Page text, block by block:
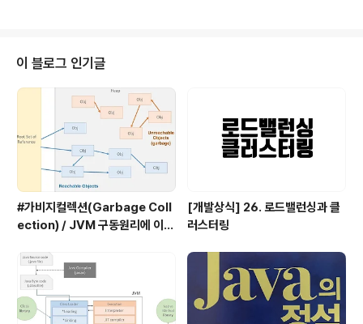
태그들은 사용되기 전까지는 파싱은 되나 렌더링되지 않는
다. 비활성화 상태의 복제 가능한 DOM chunk Shadow
DOMDOM과 스타일의 캡슐화 별도의 스코프를 갖는 DO
M을 말한다. 폴리머에서 생성하는 모든 요소들은 shado
wDOM으로 처리한다. Polymer Polymer는..
이 블로그 인기글
#가비지컬렉션(Garbage Coll
ection) / JVM 구동원리에 이어
[개발상식] 26. 로드밸런싱과 클
러스터링